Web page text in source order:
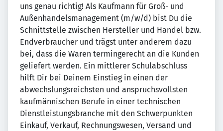
uns genau richtig! Als Kaufmann für Groß- und
Außenhandelsmanagement (m/w/d) bist Du die
Schnittstelle zwischen Hersteller und Handel bzw.
Endverbraucher und trägst unter anderem dazu
bei, dass die Waren termingerecht an die Kunden
geliefert werden. Ein mittlerer Schulabschluss
hilft Dir bei Deinem Einstieg in einen der
abwechslungsreichsten und anspruchsvollsten
kaufmännischen Berufe in einer technischen
Dienstleistungsbranche mit den Schwerpunkten
Einkauf, Verkauf, Rechnungswesen, Versand und